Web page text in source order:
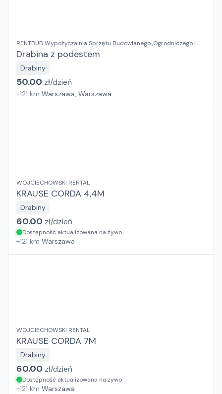
RENTBUD Wypożyczalnia Sprzętu Budowlanego ,Ogrodniczego i
Elektronarzędzi
Drabina z podestem
Drabiny
50.00 zł/dzień
+121 km Warszawa, Warszawa
WOJCIECHOWSKI RENTAL
KRAUSE CORDA 4,4M
Drabiny
60.00 zł/dzień
Dostępność aktualizowana na żywo
+121 km Warszawa
WOJCIECHOWSKI RENTAL
KRAUSE CORDA 7M
Drabiny
60.00 zł/dzień
Dostępność aktualizowana na żywo
+121 km Warszawa